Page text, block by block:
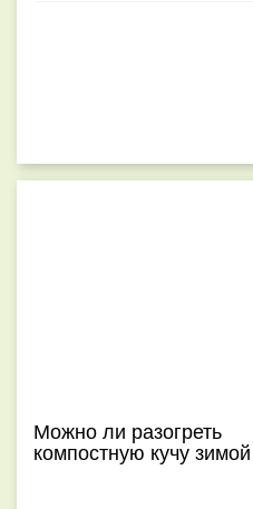
Можно ли разогреть
компостную кучу зимой